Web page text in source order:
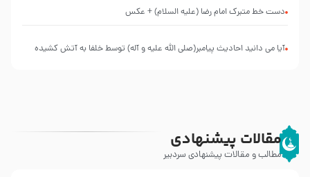
دست خط متبرک امام رضا (علیه السلام) + عکس
آیا می دانید احادیث پیامبر(صلی الله علیه و آله) توسط خلفا به آتش کشیده
مقالات پیشنهادی
مطالب و مقالات پیشنهادی سردبیر